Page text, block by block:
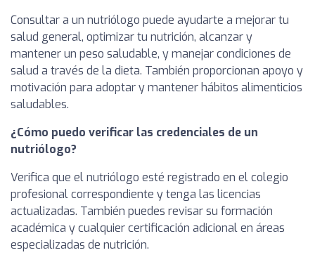
Consultar a un nutriólogo puede ayudarte a mejorar tu
salud general, optimizar tu nutrición, alcanzar y
mantener un peso saludable, y manejar condiciones de
salud a través de la dieta. También proporcionan apoyo y
motivación para adoptar y mantener hábitos alimenticios
saludables.
¿Cómo puedo verificar las credenciales de un
nutriólogo?
Verifica que el nutriólogo esté registrado en el colegio
profesional correspondiente y tenga las licencias
actualizadas. También puedes revisar su formación
académica y cualquier certificación adicional en áreas
especializadas de nutrición.